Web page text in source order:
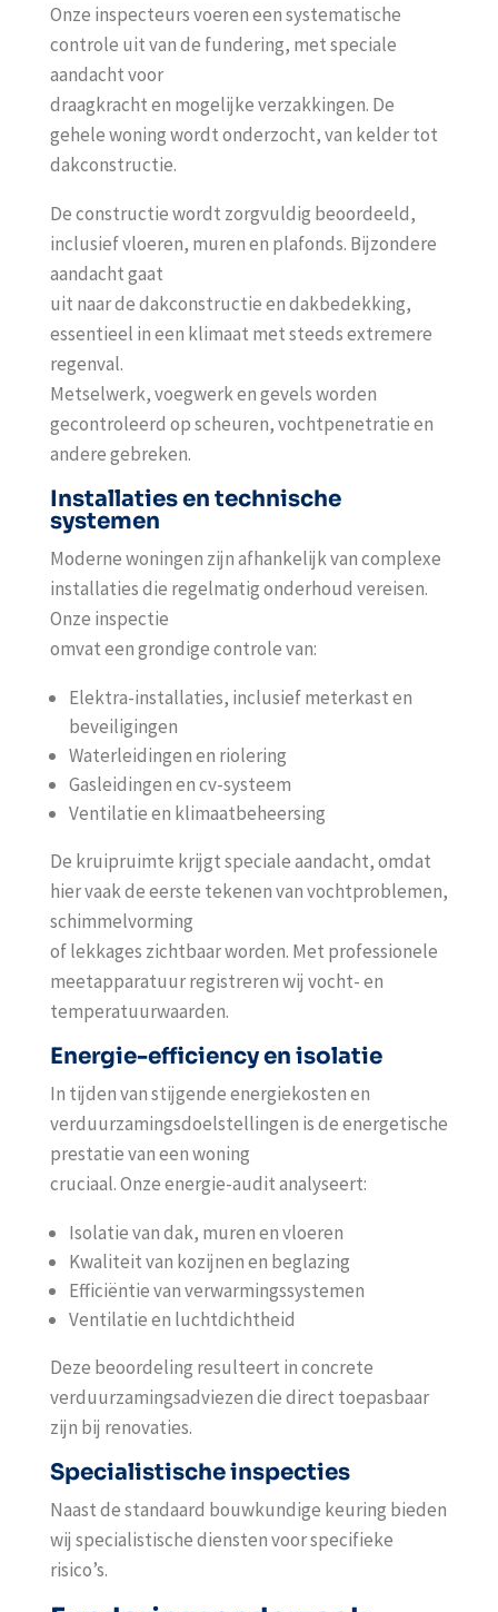
Onze inspecteurs voeren een systematische
controle uit van de fundering, met speciale
aandacht voor
draagkracht en mogelijke verzakkingen. De
gehele woning wordt onderzocht, van kelder tot
dakconstructie.
De constructie wordt zorgvuldig beoordeeld,
inclusief vloeren, muren en plafonds. Bijzondere
aandacht gaat
uit naar de dakconstructie en dakbedekking,
essentieel in een klimaat met steeds extremere
regenval.
Metselwerk, voegwerk en gevels worden
gecontroleerd op scheuren, vochtpenetratie en
andere gebreken.
Installaties en technische
systemen
Moderne woningen zijn afhankelijk van complexe
installaties die regelmatig onderhoud vereisen.
Onze inspectie
omvat een grondige controle van:
Elektra-installaties, inclusief meterkast en
beveiligingen
Waterleidingen en riolering
Gasleidingen en cv-systeem
Ventilatie en klimaatbeheersing
De kruipruimte krijgt speciale aandacht, omdat
hier vaak de eerste tekenen van vochtproblemen,
schimmelvorming
of lekkages zichtbaar worden. Met professionele
meetapparatuur registreren wij vocht- en
temperatuurwaarden.
Energie-efficiency en isolatie
In tijden van stijgende energiekosten en
verduurzamingsdoelstellingen is de energetische
prestatie van een woning
cruciaal. Onze energie-audit analyseert:
Isolatie van dak, muren en vloeren
Kwaliteit van kozijnen en beglazing
Efficiëntie van verwarmingssystemen
Ventilatie en luchtdichtheid
Deze beoordeling resulteert in concrete
verduurzamingsadviezen die direct toepasbaar
zijn bij renovaties.
Specialistische inspecties
Naast de standaard bouwkundige keuring bieden
wij specialistische diensten voor specifieke
risico’s.